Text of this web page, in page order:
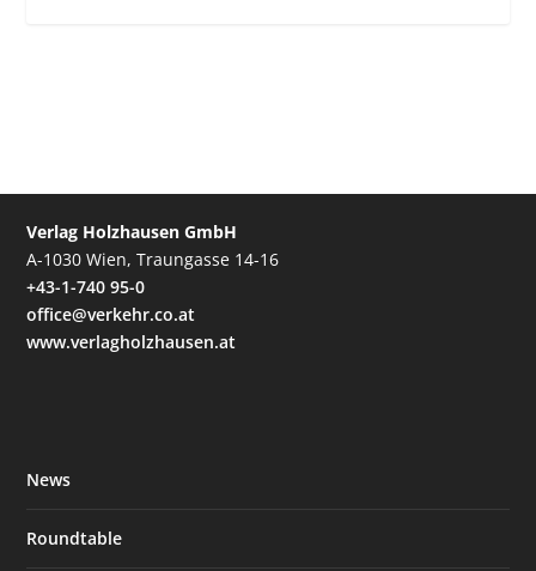
Verlag Holzhausen GmbH
A-1030 Wien, Traungasse 14-16
+43-1-740 95-0
office@verkehr.co.at
www.verlagholzhausen.at
News
Roundtable